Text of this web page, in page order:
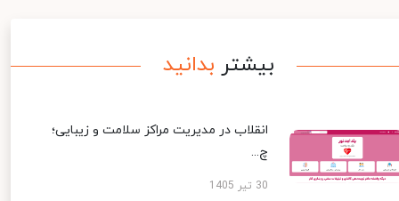
بیشتر بدانید
انقلاب در مدیریت مراکز سلامت و زیبایی؛
چ...
30 تیر 1405